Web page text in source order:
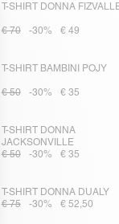
T-SHIRT DONNA
€ 70 -30% € 49
T-SHIRT BAMBINI POJY
€ 50 -30% € 35
T-SHIRT DONNA
JACKSONVILLE
€ 50
-30% € 35
T-SHIRT DONNA DUALY
€ 75
-30% € 52,50